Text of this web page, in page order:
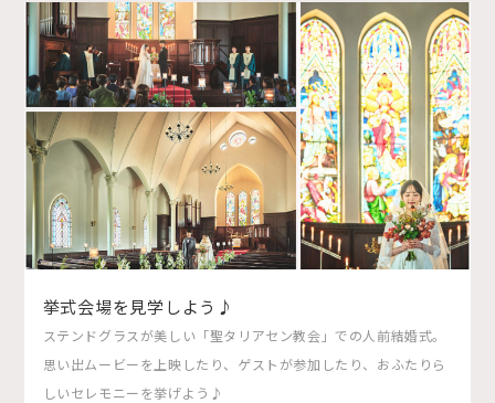
挙式会場を見学しよう♪
ステンドグラスが美しい「聖タリアセン教会」での人前結婚式。
思い出ムービーを上映したり、ゲストが参加したり、おふたりら
しいセレモニーを挙げよう♪